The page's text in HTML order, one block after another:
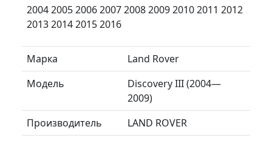
2004 2005 2006 2007 2008 2009 2010 2011 2012
2013 2014 2015 2016
Марка
Land Rover
Модель
Discovery III (2004—
2009)
Производитель
LAND ROVER